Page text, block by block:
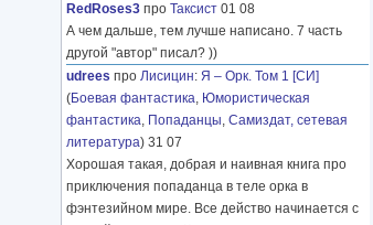
RedRoses3 про Таксист 01 08
А чем дальше, тем лучше написано. 7 часть
другой "автор" писал? ))
udrees про Лисицин: Я – Орк. Том 1 [СИ]
(Боевая фантастика, Юмористическая
фантастика, Попаданцы, Самиздат, сетевая
литература) 31 07
Хорошая такая, добрая и наивная книга про
приключения попаданца в теле орка в
фэнтезийном мире. Все действо начинается с